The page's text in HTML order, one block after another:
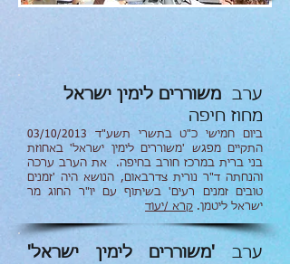
ערב משוררים לימין ישראל
מחוז חיפה
ביום חמישי כ"ט בתשרי תשע"ד 03/10/2013
התקיים מפגש 'משוררים לימין ישראל' באחוזת
בני ברית במרכז חורב בחיפה. את הערב ערכה
והנחתה ד"ר נורית צדרבאום, הנושא היה 'זמנים
טובים זמנים רעים' בשיתוף עם יו"ר החוג מר
ישראל ליטמן. קרא /יעוד
ערב 'משוררים לימין ישראל'